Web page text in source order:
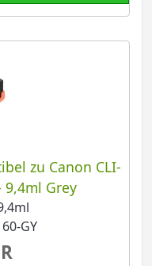
zu Canon CLI-
9,4ml Grey
GY